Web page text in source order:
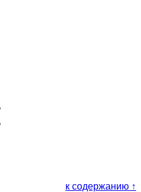
к содержанию ↑